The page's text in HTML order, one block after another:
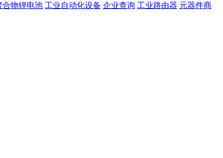
合物锂电池 工业自动化设备 企业查询 工业路由器 元器件商